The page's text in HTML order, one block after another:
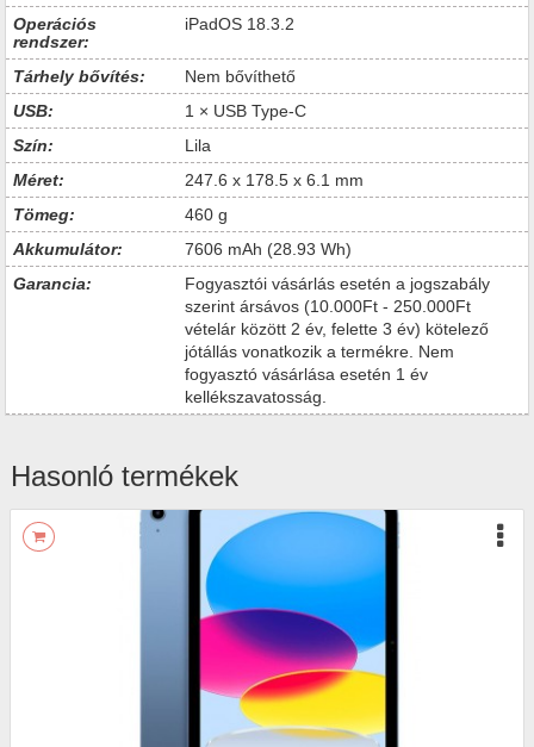
Operációs
rendszer:
iPadOS 18.3.2
Tárhely bővítés:
Nem bővíthető
USB:
1 × USB Type-C
Szín:
Lila
Méret:
247.6 x 178.5 x 6.1 mm
Tömeg:
460 g
Akkumulátor:
7606 mAh (28.93 Wh)
Garancia:
Fogyasztói vásárlás esetén a jogszabály
szerint ársávos (10.000Ft - 250.000Ft
vételár között 2 év, felette 3 év) kötelező
jótállás vonatkozik a termékre. Nem
fogyasztó vásárlása esetén 1 év
kellékszavatosság.
Hasonló termékek